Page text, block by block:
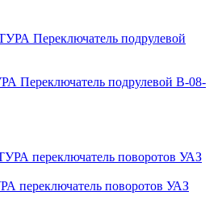
Переключатель подрулевой В-08-
поворотов УАЗ